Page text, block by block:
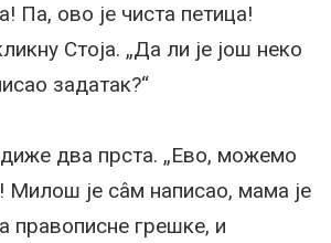
Па, ово је чиста петица!
Стоја. „Да ли је још неко
задатак?“
два прста. „Ево, можемо
је сâм написао, мама је
правописне грешке, и